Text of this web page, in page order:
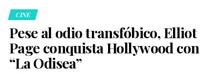
CINE
Pese al odio transfóbico, Elliot
Page conquista Hollywood con
“La Odisea”